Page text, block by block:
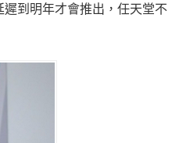
到明年才會推出，任天堂不